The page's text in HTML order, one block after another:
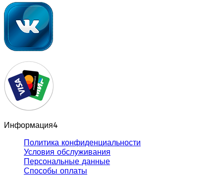
Информация4
Политика конфиденциальности
Условия обслуживания
Персональные данные
Способы оплаты